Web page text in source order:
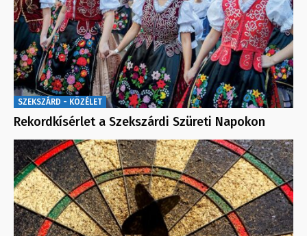
SZEKSZÁRD - KÖZÉLET
Rekordkísérlet a Szekszárdi Szüreti Napokon